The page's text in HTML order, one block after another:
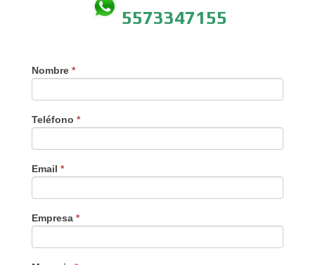
5573347155
Nombre *
Teléfono *
Email *
Empresa *